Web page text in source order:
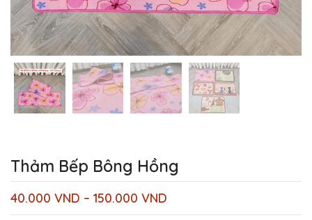
Thảm Bếp Bông Hồng
40.000 VND – 150.000 VND